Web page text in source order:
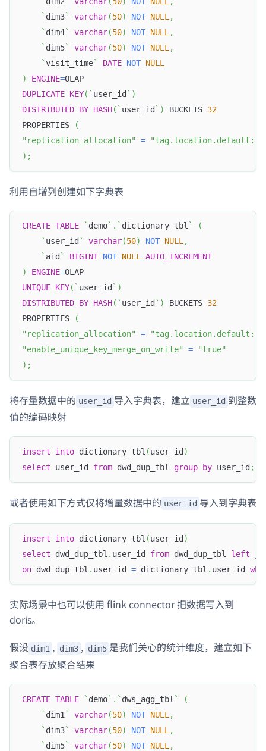
` dim3` varchar(50) NOT NULL ,
` dim4` varchar(50) NOT NULL ,
` dim5` varchar(50) NOT NULL ,
`visit_time` DATE NOT NULL
)
ENGINE=OLAP
DUPLICATE KEY( ` user_id ` )
DISTRIBUTED BY HASH( ` user_id ` ) BUCKETS 32
PROPERTIES
(
"replication_allocation"
=
"tag.location.default:
) ;
利用自增列创建如下字典表
CREATE TABLE ` demo` . ` dictionary_tbl `
(
` user_id ` varchar(50) NOT NULL ,
` aid ` BIGINT NOT NULL
AUTO_INCREMENT
)
ENGINE=OLAP
UNIQUE KEY( ` user_id ` )
DISTRIBUTED BY HASH( ` user_id ` ) BUCKETS 32
PROPERTIES
(
"replication_allocation"
=
"tag.location.default:
"enable_unique_key_merge_on_write"
=
"true"
) ;
将存量数据中的 user_id 导入字典表，建立 user_id 到整数
值的编码映射
insert into dictionary_tbl (user_id )
select user_id from dwd_dup_tbl group by user_id ;
或者使用如下方式仅将增量数据中的 user_id 导入到字典表
insert into dictionary_tbl (user_id )
select dwd_dup_tbl . user_id from dwd_dup_tbl left
on dwd_dup_tbl . user_id = dictionary_tbl . user_id
实际场景中也可以使用 flink connector 把数据写入到
doris。
假设 dim1 , dim3 , dim5 是我们关心的统计维度，建立如下
聚合表存放聚合结果
CREATE TABLE ` demo` . ` dws_agg_tbl `
(
` dim1 ` varchar(50) NOT NULL ,
` dim3` varchar(50) NOT NULL ,
` dim5` varchar(50) NOT NULL ,